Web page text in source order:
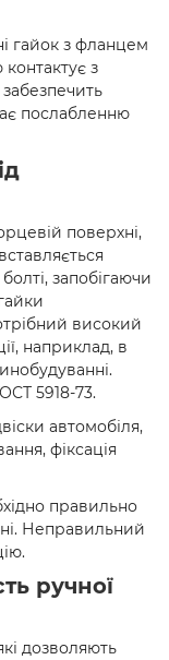
гайок з фланцем
з
послабленню
поверхні,
запобігаючи
високий
наприклад, в
5918-73.
автомобіля,
фіксація
правильно
Неправильний
ручної
дозволяють